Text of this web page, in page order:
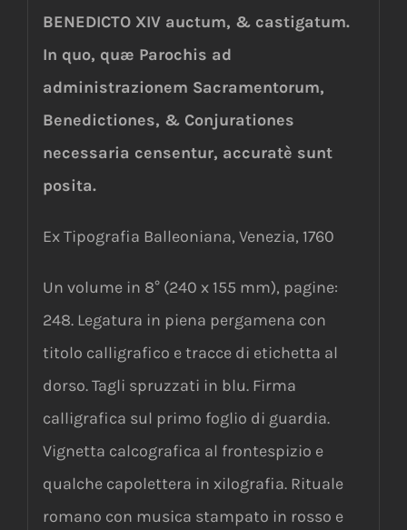
BENEDICTO XIV auctum, & castigatum.
In quo, quæ Parochis ad
administrazionem Sacramentorum,
Benedictiones, & Conjurationes
necessaria censentur, accuratè sunt
posita.
Ex Tipografia Balleoniana, Venezia, 1760
Un volume in 8° (240 x 155 mm), pagine:
248. Legatura in piena pergamena con
titolo calligrafico e tracce di etichetta al
dorso. Tagli spruzzati in blu. Firma
calligrafica sul primo foglio di guardia.
Vignetta calcografica al frontespizio e
qualche capolettera in xilografia. Rituale
romano con musica stampato in rosso e